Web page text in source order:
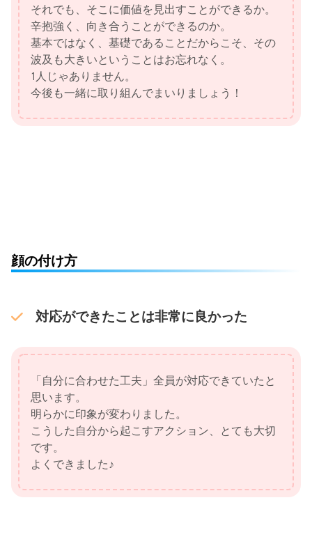
それでも、そこに価値を見出すことができるか。
辛抱強く、向き合うことができるのか。
基本ではなく、基礎であることだからこそ、その
波及も大きいということはお忘れなく。
1人じゃありません。
今後も一緒に取り組んでまいりましょう！
顔の付け方
対応ができたことは非常に良かった
「自分に合わせた工夫」全員が対応できていたと
思います。
明らかに印象が変わりました。
こうした自分から起こすアクション、とても大切
です。
よくできました♪